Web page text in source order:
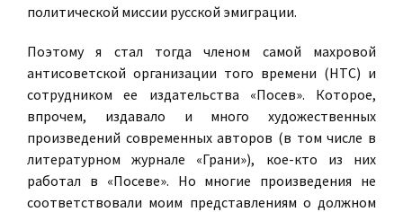
политической миссии русской эмиграции.
Поэтому я стал тогда членом самой махровой
антисоветской организации того времени (НТС) и
сотрудником ее издательства «Посев». Которое,
впрочем, издавало и много художественных
произведений современных авторов (в том числе в
литературном журнале «Грани»), кое-кто из них
работал в «Посеве». Но многие произведения не
соответствовали моим представлениям о должном